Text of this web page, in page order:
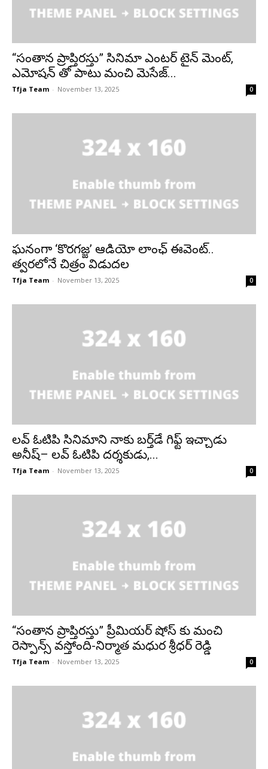
“సంతాన ప్రాప్తిరస్తు” సినిమా ఎంటర్ టైన్ మెంట్,
ఎమోషన్ తో పాటు మంచి మెసేజ్...
Tfja Team - November 13, 2025 0
ఘనంగా ‘కొరగజ్జ’ ఆడియో లాంఛ్ ఈవెంట్..
త్వరలోనే చిత్రం విడుదల
Tfja Team - November 13, 2025 0
లవ్‌ ఓటిపి సినిమాని నాకు బర్త్‌డే గిఫ్ట్‌ ఇచ్చాడు
అనీష్‌– లవ్‌ ఓటిపి దర్శకుడు,...
Tfja Team - November 13, 2025 0
“సంతాన ప్రాప్తిరస్తు” ప్రీమియర్ షోస్ కు మంచి
రెస్పాన్స్ వస్తోంది-నిర్మాత మధుర శ్రీధర్ రెడ్డి
Tfja Team - November 13, 2025 0